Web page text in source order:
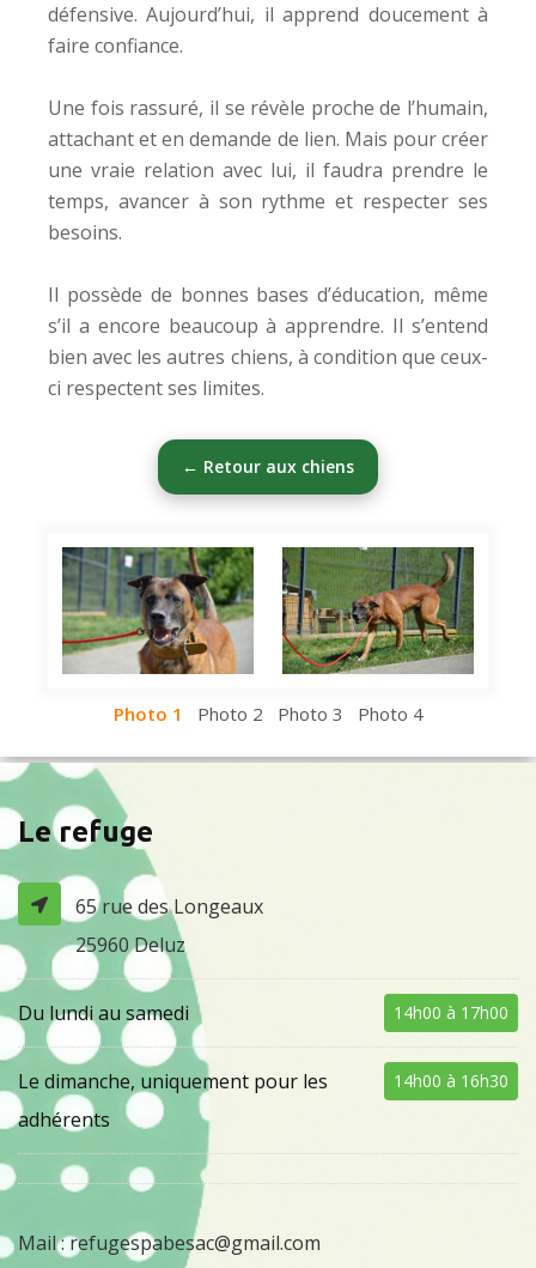
défensive. Aujourd’hui, il apprend doucement à
faire confiance.
Une fois rassuré, il se révèle proche de l’humain,
attachant et en demande de lien. Mais pour créer
une vraie relation avec lui, il faudra prendre le
temps, avancer à son rythme et respecter ses
besoins.
Il possède de bonnes bases d’éducation, même
s’il a encore beaucoup à apprendre. Il s’entend
bien avec les autres chiens, à condition que ceux-
ci respectent ses limites.
← Retour aux chiens
Photo 1 Photo 2 Photo 3 Photo 4
Le refuge
65 rue des Longeaux
25960 Deluz
Du lundi au samedi 14h00 à 17h00
Le dimanche, uniquement pour les
adhérents
14h00 à 16h30
Mail :refugespabesac@gmail.com